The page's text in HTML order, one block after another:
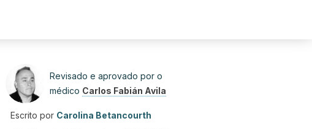
Revisado e aprovado por o
médico Carlos Fabián Avila
Escrito por Carolina Betancourth